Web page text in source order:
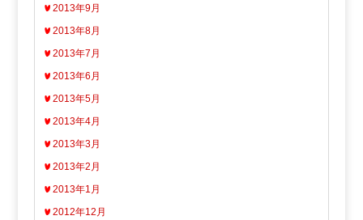
2013年9月
2013年8月
2013年7月
2013年6月
2013年5月
2013年4月
2013年3月
2013年2月
2013年1月
2012年12月